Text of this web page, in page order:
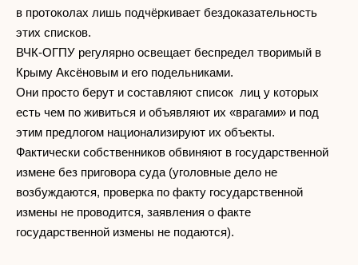
в протоколах лишь подчёркивает бездоказательность
этих списков.
ВЧК-ОГПУ регулярно освещает беспредел творимый в
Крыму Аксёновым и его подельниками.
Они просто берут и составляют список лиц у которых
есть чем по живиться и объявляют их «врагами» и под
этим предлогом национализируют их объекты.
Фактически собственников обвиняют в государственной
измене без приговора суда (уголовные дело не
возбуждаются, проверка по факту государственной
измены не проводится, заявления о факте
государственной измены не подаются).